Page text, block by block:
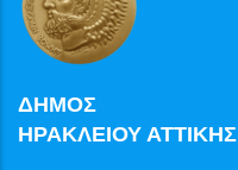
ΔΗΜΟΣ
ΗΡΑΚΛΕΙΟΥ ΑΤΤΙΚΗΣ